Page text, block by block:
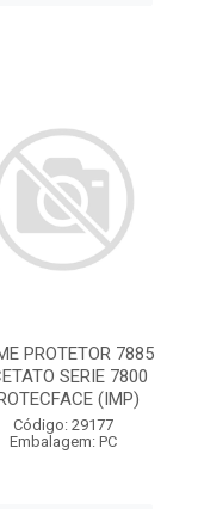
PROTETOR 7885
SERIE 7800
(IMP)
Código: 29177
Embalagem: PC